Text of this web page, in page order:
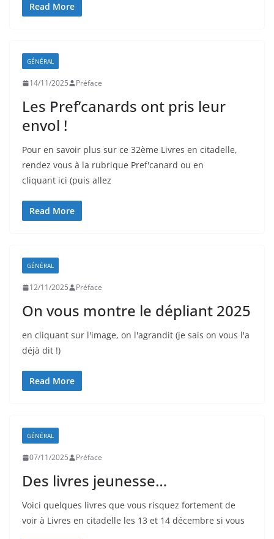
Read More
GÉNÉRAL
14/11/2025 Préface
Les Pref’canards ont pris leur
envol !
Pour en savoir plus sur ce 32ème Livres en citadelle,
rendez vous à la rubrique Pref'canard ou en
cliquant ici (puis allez
Read More
GÉNÉRAL
12/11/2025 Préface
On vous montre le dépliant 2025
en cliquant sur l'image, on l'agrandit (je sais on vous l'a
déjà dit !)
Read More
GÉNÉRAL
07/11/2025 Préface
Des livres jeunesse…
Voici quelques livres que vous risquez fortement de
voir à Livres en citadelle les 13 et 14 décembre si vous